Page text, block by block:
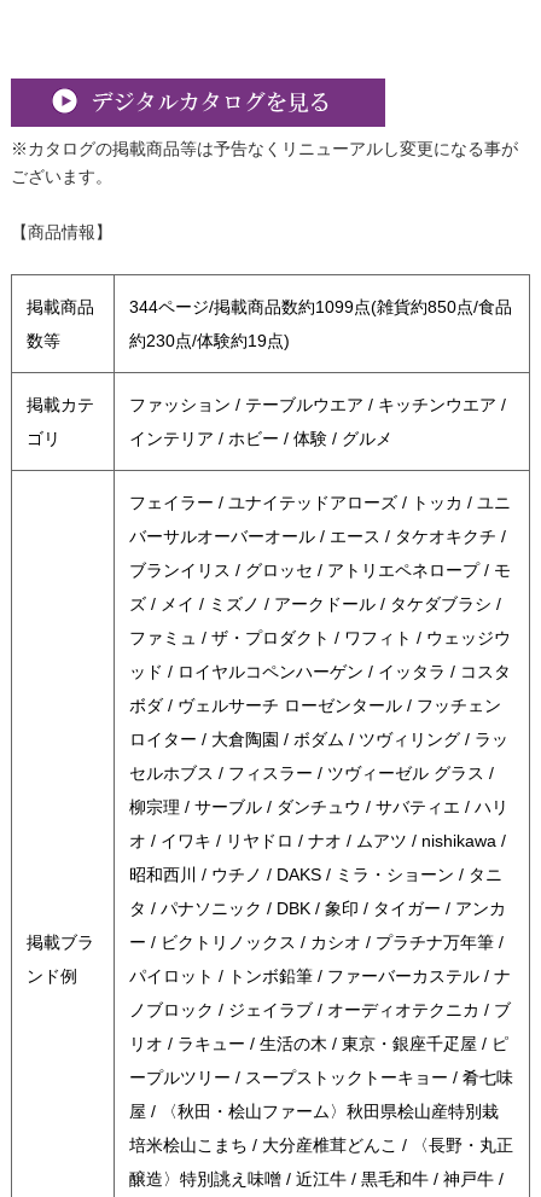
※カタログの掲載商品等は予告なくリニューアルし変更になる事が
ございます。
【商品情報】
掲載商品
数等
344ページ/掲載商品数約1099点(雑貨約850点/食品
約230点/体験約19点)
掲載カテ
ゴリ
ファッション / テーブルウエア / キッチンウエア /
インテリア / ホビー / 体験 / グルメ
掲載ブラ
ンド例
フェイラー / ユナイテッドアローズ / トッカ / ユニ
バーサルオーバーオール / エース / タケオキクチ /
ブランイリス / グロッセ / アトリエペネロープ / モ
ズ / メイ / ミズノ / アークドール / タケダブラシ /
ファミュ / ザ・プロダクト / ワフィト / ウェッジウ
ッド / ロイヤルコペンハーゲン / イッタラ / コスタ
ボダ / ヴェルサーチ ローゼンタール / フッチェン
ロイター / 大倉陶園 / ボダム / ツヴィリング / ラッ
セルホブス / フィスラー / ツヴィーゼル グラス /
柳宗理 / サーブル / ダンチュウ / サバティエ / ハリ
オ / イワキ / リヤドロ / ナオ / ムアツ / nishikawa /
昭和西川 / ウチノ / DAKS / ミラ・ショーン / タニ
タ / パナソニック / DBK / 象印 / タイガー / アンカ
ー / ビクトリノックス / カシオ / プラチナ万年筆 /
パイロット / トンボ鉛筆 / ファーバーカステル / ナ
ノブロック / ジェイラブ / オーディオテクニカ / ブ
リオ / ラキュー / 生活の木 / 東京・銀座千疋屋 / ピ
ープルツリー / スープストックトーキョー / 肴七味
屋 / 〈秋田・桧山ファーム〉秋田県桧山産特別栽
培米桧山こまち / 大分産椎茸どんこ / 〈長野・丸正
醸造〉特別誂え味噌 / 近江牛 / 黒毛和牛 / 神戸牛 /